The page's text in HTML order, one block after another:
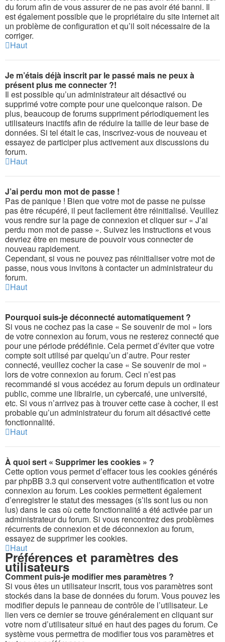
du forum afin de vous assurer de ne pas avoir été banni. Il
est également possible que le propriétaire du site internet ait
un problème de configuration et qu’il soit nécessaire de la
corriger.
Haut
Je m’étais déjà inscrit par le passé mais ne peux à
présent plus me connecter ?!
Il est possible qu’un administrateur ait désactivé ou
supprimé votre compte pour une quelconque raison. De
plus, beaucoup de forums suppriment périodiquement les
utilisateurs inactifs afin de réduire la taille de leur base de
données. Si tel était le cas, inscrivez-vous de nouveau et
essayez de participer plus activement aux discussions du
forum.
Haut
J’ai perdu mon mot de passe !
Pas de panique ! Bien que votre mot de passe ne puisse
pas être récupéré, il peut facilement être réinitialisé. Veuillez
vous rendre sur la page de connexion et cliquer sur « J’ai
perdu mon mot de passe ». Suivez les instructions et vous
devriez être en mesure de pouvoir vous connecter de
nouveau rapidement.
Cependant, si vous ne pouvez pas réinitialiser votre mot de
passe, nous vous invitons à contacter un administrateur du
forum.
Haut
Pourquoi suis-je déconnecté automatiquement ?
Si vous ne cochez pas la case « Se souvenir de moi » lors
de votre connexion au forum, vous ne resterez connecté que
pour une période prédéfinie. Cela permet d’éviter que votre
compte soit utilisé par quelqu’un d’autre. Pour rester
connecté, veuillez cocher la case « Se souvenir de moi »
lors de votre connexion au forum. Ceci n’est pas
recommandé si vous accédez au forum depuis un ordinateur
public, comme une librairie, un cybercafé, une université,
etc. Si vous n’arrivez pas à trouver cette case à cocher, il est
probable qu’un administrateur du forum ait désactivé cette
fonctionnalité.
Haut
À quoi sert « Supprimer les cookies » ?
Cette option vous permet d’effacer tous les cookies générés
par phpBB 3.3 qui conservent votre authentification et votre
connexion au forum. Les cookies permettent également
d’enregistrer le statut des messages (s’ils sont lus ou non
lus) dans le cas où cette fonctionnalité a été activée par un
administrateur du forum. Si vous rencontrez des problèmes
récurrents de connexion et de déconnexion au forum,
essayez de supprimer les cookies.
Haut
Préférences et paramètres des
utilisateurs
Comment puis-je modifier mes paramètres ?
Si vous êtes un utilisateur inscrit, tous vos paramètres sont
stockés dans la base de données du forum. Vous pouvez les
modifier depuis le panneau de contrôle de l’utilisateur. Le
lien vers ce dernier se trouve généralement en cliquant sur
votre nom d’utilisateur situé en haut des pages du forum. Ce
système vous permettra de modifier tous vos paramètres et